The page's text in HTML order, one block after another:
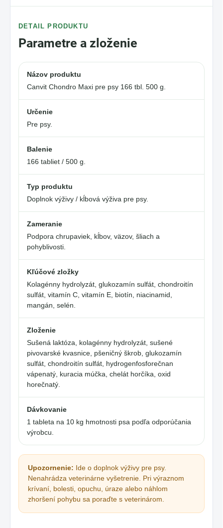
DETAIL PRODUKTU
Parametre a zloženie
Názov produktu
Canvit Chondro Maxi pre psy 166 tbl. 500 g.
Určenie
Pre psy.
Balenie
166 tabliet / 500 g.
Typ produktu
Doplnok výživy / kĺbová výživa pre psy.
Zameranie
Podpora chrupaviek, kĺbov, väzov, šliach a
pohyblivosti.
Kľúčové zložky
Kolagénny hydrolyzát, glukozamín sulfát, chondroitín
sulfát, vitamín C, vitamín E, biotín, niacinamid,
mangán, selén.
Zloženie
Sušená laktóza, kolagénny hydrolyzát, sušené
pivovarské kvasnice, pšeničný škrob, glukozamín
sulfát, chondroitín sulfát, hydrogenfosforečnan
vápenatý, kuracia múčka, chelát horčíka, oxid
horečnatý.
Dávkovanie
1 tableta na 10 kg hmotnosti psa podľa odporúčania
výrobcu.
Upozornenie: Ide o doplnok výživy pre psy.
Nenahrádza veterinárne vyšetrenie. Pri výraznom
krívaní, bolesti, opuchu, úraze alebo náhlom
zhoršení pohybu sa poraďte s veterinárom.